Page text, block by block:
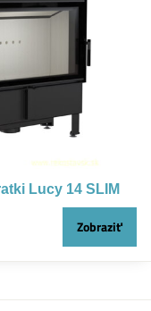
Lucy 14 SLIM
Zobraziť